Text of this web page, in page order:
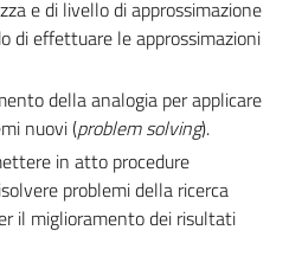
e di livello di approssimazione
di effettuare le approssimazioni
della analogia per applicare
nuovi (problem solving).
in atto procedure
problemi della ricerca
il miglioramento dei risultati